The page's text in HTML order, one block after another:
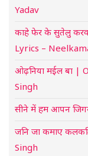
Yadav
काहे फेर के सुतेलु
Lyrics –
ओढ़निया मईल बा |
Singh
सीने में हम आपन
जनि जा कमाए
Singh